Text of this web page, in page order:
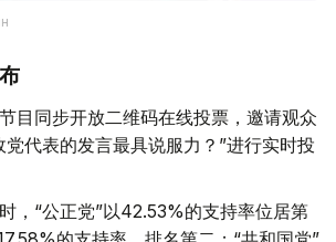
目同步开放二维码在线投票，邀请观众
党代表的发言最具说服力？”进行实时投
，“公正党”以42.53%的支持率位居第